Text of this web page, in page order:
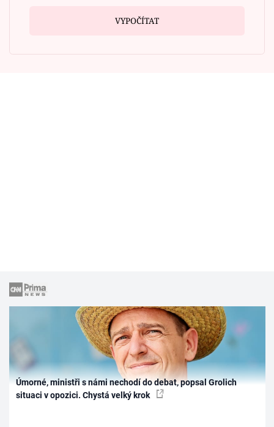
VYPOČÍTAT
Úmorné, ministři s námi nechodí do debat, popsal Grolich
situaci v opozici. Chystá velký krok